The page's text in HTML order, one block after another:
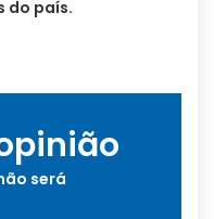
do país.
será